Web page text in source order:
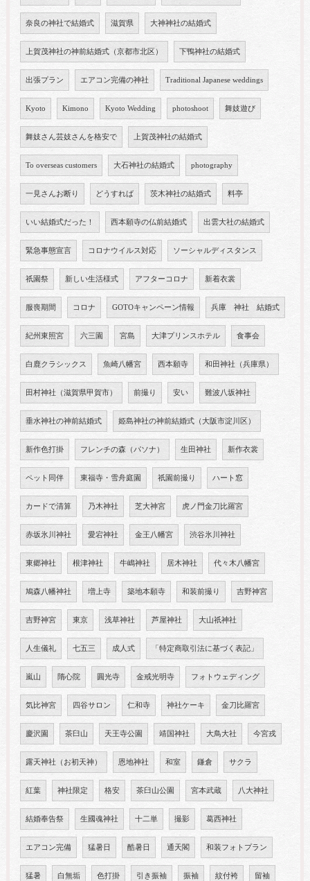
奈良の神社で結婚式 滋賀県 大神神社の結婚式
上賀茂神社の神前結婚式（京都市北区） 下鴨神社の結婚式
出張プラン エアコン完備の神社 Traditional Japanese weddings
Kyoto Kimono Kyoto Wedding photoshoot 舞妓遊び
舞妓さん芸妓さんを格安で 上賀茂神社の結婚式
To overseas customers 大石神社の結婚式 photography
一見さんお断り どうすれば 茨木神社の結婚式 料亭
いい結婚式だった！ 西本願寺の仏前結婚式 出雲大社の結婚式
緊急事態宣言 コロナウイルス対応 ソーシャルディスタンス
祇園祭 新しい生活様式 アフターコロナ 新着衣裳
服喪期間 コロナ GOTOキャンペーン情報 兵庫 神社 結婚式
紀州東照宮 六三園 宮島 大津プリンスホテル 食事会
白鹿クラシックス 魚崎八幡宮 西本願寺 和田神社（兵庫県）
田村神社（滋賀県甲賀市） 前撮り 安い 難波八坂神社
垂水神社の神前結婚式 姫島神社の神前結婚式（大阪市淀川区）
新作色打掛 フレンチの森（パソナ） 生田神社 新作衣裳
ペット同伴 東福寺・雪舟庭園 祇園前撮り ハート窓
カードで清算 乃木神社 芝大神宮 虎ノ門金刀比羅宮
赤坂氷川神社 愛宕神社 金王八幡宮 渋谷氷川神社
東郷神社 根津神社 牛嶋神社 居木神社 代々木八幡宮
鳩森八幡神社 増上寺 築地本願寺 和装前撮り 吉野神宮
吉野神宮 東京 浅草神社 芦屋神社 大山祇神社
人生儀礼 七五三 成人式 「特定商取引法に基づく表記」
嵐山 隋心院 圓光寺 金戒光明寺 フォトウェディング
気比神宮 四谷サロン 仁和寺 神社ケーキ 金刀比羅宮
慶沢園 茶臼山 天王寺公園 靖国神社 大鳥大社 今宮戎
露天神社（お初天神） 恩地神社 和室 鎌倉 サクラ
紅葉 神社限定 格安 茶臼山公園 宮本武蔵 八大神社
結婚奉告祭 生國魂神社 十二単 撮影 葛西神社
エアコン完備 猛暑日 酷暑日 通天閣 和装フォトプラン
猛暑 白無垢 色打掛 引き振袖 振袖 紋付袴 留袖